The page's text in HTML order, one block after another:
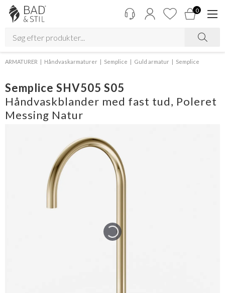
0
ARMATURER Håndvaskarmaturer Semplice Guld armatur Semplice
Semplice SHV505 S05
Håndvaskblander med fast tud, Poleret
Messing Natur